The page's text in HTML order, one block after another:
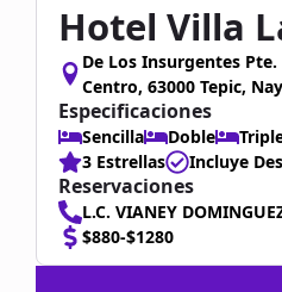
Hotel Villa
De Los Insurgentes
Centro, 63000 Tepic,
Especificaciones
Sencilla Doble
3 Estrellas
Incluye
Reservaciones
L.C. VIANEY
$880-$1280